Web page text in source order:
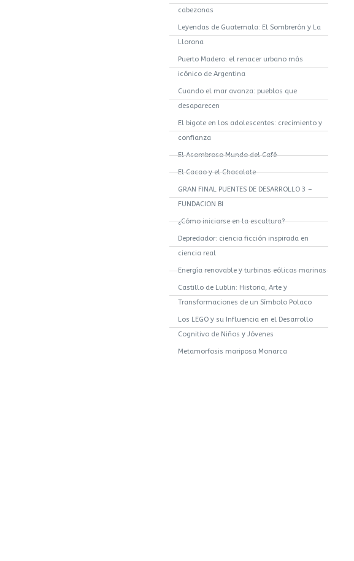
cabezonas
Leyendas de Guatemala: El Sombrerón y La
Llorona
Puerto Madero: el renacer urbano más
icónico de Argentina
Cuando el mar avanza: pueblos que
desaparecen
El bigote en los adolescentes: crecimiento y
confianza
El Asombroso Mundo del Café
El Cacao y el Chocolate
GRAN FINAL PUENTES DE DESARROLLO 3 –
FUNDACION BI
¿Cómo iniciarse en la escultura?
Depredador: ciencia ficción inspirada en
ciencia real
Energía renovable y turbinas eólicas marinas
Castillo de Lublin: Historia, Arte y
Transformaciones de un Símbolo Polaco
Los LEGO y su Influencia en el Desarrollo
Cognitivo de Niños y Jóvenes
Metamorfosis mariposa Monarca